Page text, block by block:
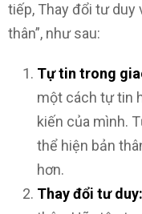
tiếp, Thay đổi tư duy
thân”, như sau:
Tự tin trong
một cách tự tin
kiến của mình.
thể hiện bản
hơn.
Thay đổi tư duy: